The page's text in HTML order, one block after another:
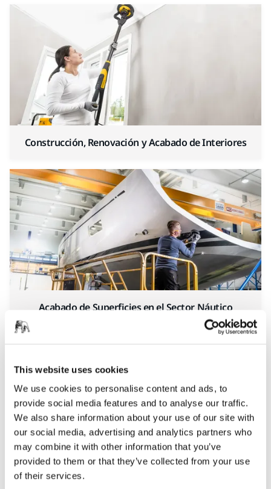
This website uses cookies
We use cookies to personalise content and ads, to
provide social media features and to analyse our traffic.
We also share information about your use of our site with
our social media, advertising and analytics partners who
may combine it with other information that you’ve
provided to them or that they’ve collected from your use
of their services.
Construcción, Renovación y Acabado de Interiores
Acabado de Superficies en el Sector Náutico